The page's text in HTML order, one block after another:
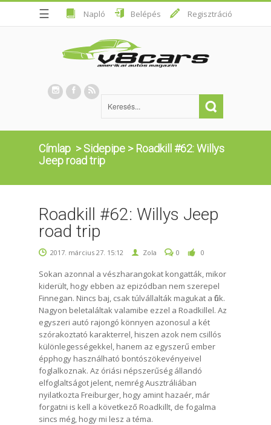
☰ Napló Belépés Regisztráció
Címlap >Sidepipe > Roadkill #62: Willys
Jeep road trip
Roadkill #62: Willys Jeep
road trip
2017. március 27. 15:12 Zola 0 0
Sokan azonnal a vészharangokat kongatták, mikor
kiderült, hogy ebben az epizódban nem szerepel
Finnegan. Nincs baj, csak túlvállalták magukat a fiúk.
Nagyon beletaláltak valamibe ezzel a Roadkillel. Az
egyszeri autó rajongó könnyen azonosul a két
szórakoztató karakterrel, hiszen azok nem csillós
különlegességekkel, hanem az egyszerű ember
épphogy használható bontószökevényeivel
foglalkoznak. Az óriási népszerűség állandó
elfoglaltságot jelent, nemrég Ausztráliában
nyilatkozta Freiburger, hogy amint hazaér, már
forgatni is kell a következő Roadkillt, de fogalma
sincs még, hogy mi lesz a téma.